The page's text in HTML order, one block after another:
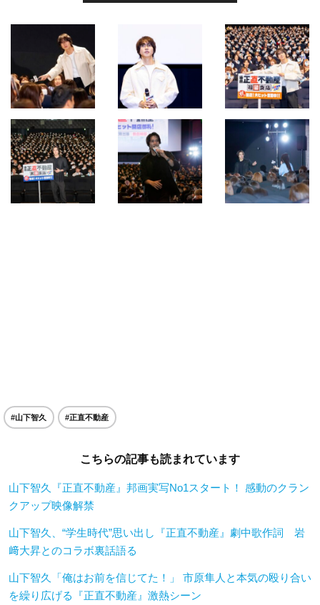
#山下智久 #正直不動産
こちらの記事も読まれています
山下智久『正直不動産』邦画実写No1スタート！ 感動のクラン
クアップ映像解禁
山下智久、“学生時代”思い出し『正直不動産』劇中歌作詞 岩
﨑大昇とのコラボ裏話語る
山下智久「俺はお前を信じてた！」 市原隼人と本気の殴り合い
を繰り広げる『正直不動産』激熱シーン